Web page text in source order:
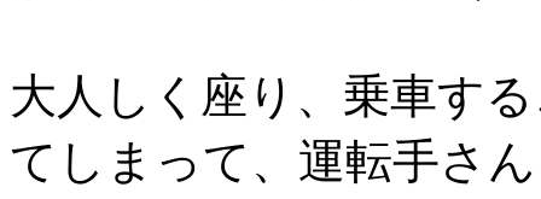
大人しく座り、乗車す
てしまって、運転手さ